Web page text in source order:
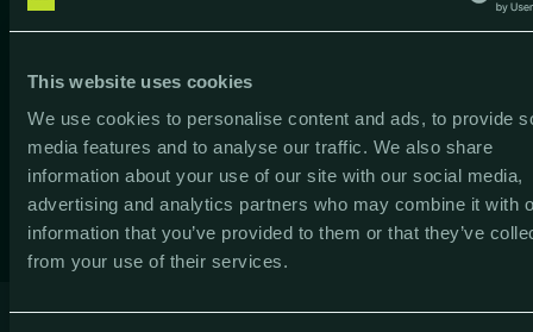
This website uses cookies
We use cookies to personalise content and ads, to provide
media features and to analyse our traffic. We also share
information about your use of our site with our social media,
advertising and analytics partners who may combine it with
information that you’ve provided to them or that they’ve
from your use of their services.
Breadcrumbs
Voorgestelde items
Filteren productlijsten